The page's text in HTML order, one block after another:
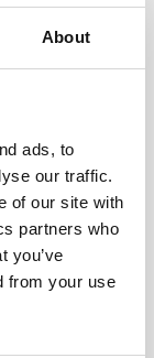
About
ads, to
our traffic.
of our site with
partners who
you’ve
from your use
einen
in Ruhe